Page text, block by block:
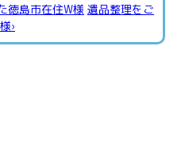
徳島市在住W様 遺品整理をご
›